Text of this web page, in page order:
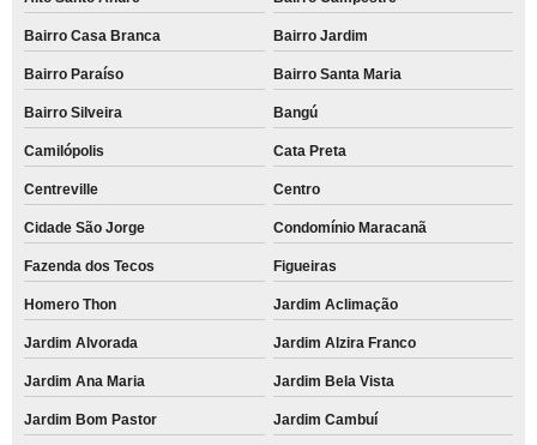
Bairro Casa Branca Bairro Jardim
Bairro Paraíso Bairro Santa Maria
Bairro Silveira Bangú
Camilópolis Cata Preta
Centreville Centro
Cidade São Jorge Condomínio Maracanã
Fazenda dos Tecos Figueiras
Homero Thon Jardim Aclimação
Jardim Alvorada Jardim Alzira Franco
Jardim Ana Maria Jardim Bela Vista
Jardim Bom Pastor Jardim Cambuí